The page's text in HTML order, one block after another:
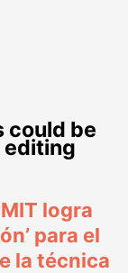
could be
editing
logra
para el
la técnica